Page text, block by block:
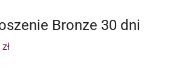
Bronze 30 dni
zł